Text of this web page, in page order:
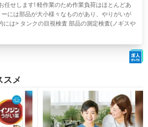
任せします! 軽作業のため作業負荷はほとんどあ
には部品が大小様々なものがあり、やりがいが
には> タンクの目視検査 部品の測定検査(ノギスや
スメ